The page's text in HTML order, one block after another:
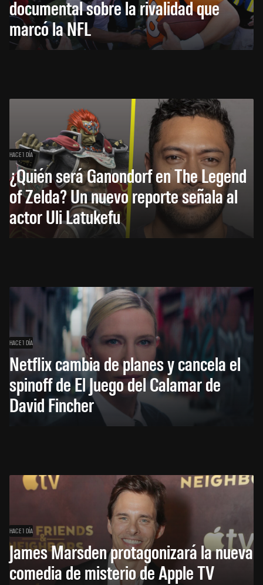
documental sobre la rivalidad que
marcó la NFL
HACE 1 DÍA
¿Quién será Ganondorf en The Legend
of Zelda? Un nuevo reporte señala al
actor Uli Latukefu
HACE 1 DÍA
Netflix cambia de planes y cancela el
spinoff de El Juego del Calamar de
David Fincher
HACE 1 DÍA
James Marsden protagonizará la nueva
comedia de misterio de Apple TV